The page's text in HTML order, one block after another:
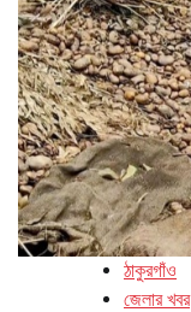
ঠাকুরগাঁও
জেলার খবর